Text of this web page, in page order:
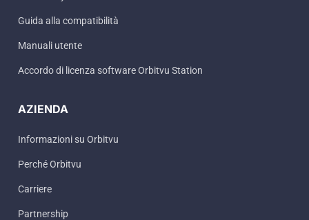
Guida alla compatibilità
Manuali utente
Accordo di licenza software Orbitvu Station
AZIENDA
Informazioni su Orbitvu
Perché Orbitvu
Carriere
Partnership